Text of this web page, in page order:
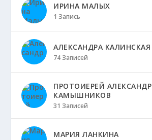
ИРИНА МАЛЫХ
1 Запись
АЛЕКСАНДРА КАЛИНСКАЯ
74 Записей
ПРОТОИЕРЕЙ АЛЕКСАНДР
КАМЫШНИКОВ
31 Записей
МАРИЯ ЛАНКИНА